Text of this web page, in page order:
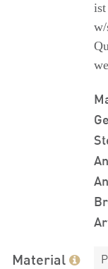
Material